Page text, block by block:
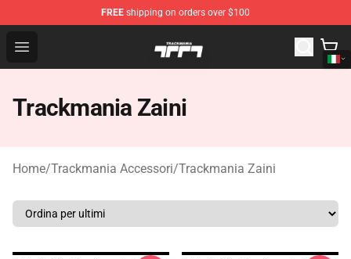
FREE shipping on orders over $100
Open menu
Trackmania Store - Official Trackmania Merchandise
Trackmania Zaini
Home/Trackmania Accessori/Trackmania Zaini